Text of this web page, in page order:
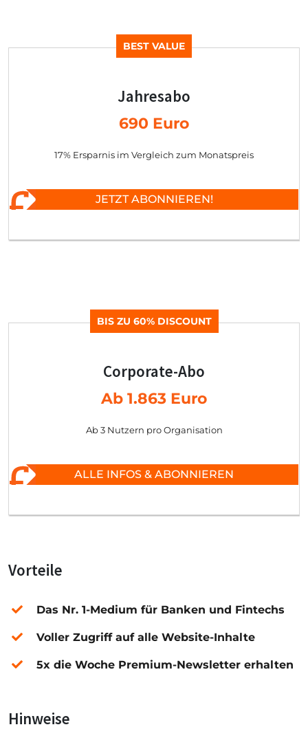
BEST VALUE
Jahresabo
690 Euro
17% Ersparnis im Vergleich zum Monatspreis
JETZT ABONNIEREN!
BIS ZU 60% DISCOUNT
Corporate-Abo
Ab 1.863 Euro
Ab 3 Nutzern pro Organisation
ALLE INFOS & ABONNIEREN
Vorteile
Das Nr. 1-Medium für Banken und Fintechs
Voller Zugriff auf alle Website-Inhalte
5x die Woche Premium-Newsletter erhalten
Hinweise